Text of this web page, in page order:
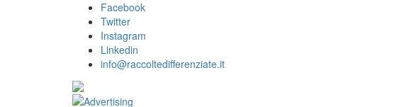
Facebook
Twitter
Instagram
Linkedin
info@raccoltedifferenziate.it